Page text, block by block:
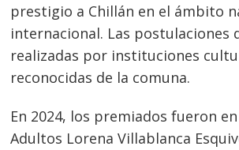
prestigio a Chillán en el ámbito
internacional. Las postulaciones
realizadas por instituciones
reconocidas de la comuna.
En 2024, los premiados fueron
Adultos Lorena Villablanca